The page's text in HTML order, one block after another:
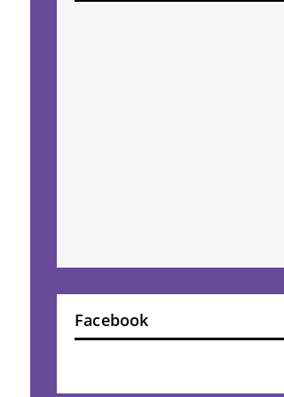
Facebook